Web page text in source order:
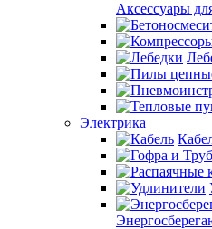
Аксессуары
Электрика